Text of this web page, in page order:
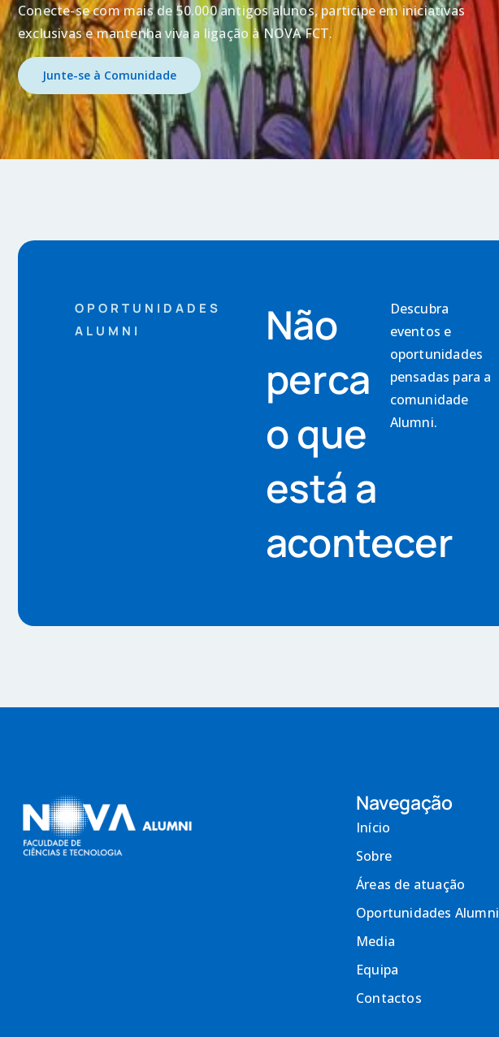
Conecte-se com mais de 50.000 antigos alunos, participe em iniciativas
exclusivas e mantenha viva a ligação à NOVA FCT.
Junte-se à Comunidade
OPORTUNIDADES
ALUMNI
Não
perca
o que
está a
acontecer
Descubra
eventos e
oportunidades
pensadas para a
comunidade
Alumni.
Navegação
Início
Sobre
Áreas de atuação
Oportunidades Alumni
Media
Equipa
Contactos